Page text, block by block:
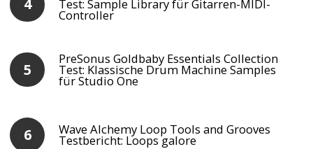
Test: Sample Library für Gitarren-MIDI-
Controller
PreSonus Goldbaby Essentials Collection
Test: Klassische Drum Machine Samples
für Studio One
Wave Alchemy Loop Tools and Grooves
Testbericht: Loops galore